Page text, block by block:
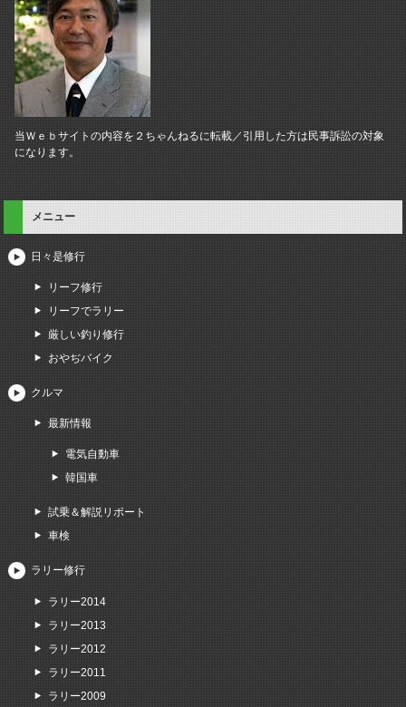
当Ｗｅｂサイトの内容を２ちゃんねるに転載／引用した方は民事訴訟の対象
になります。
メニュー
日々是修行
リーフ修行
リーフでラリー
厳しい釣り修行
おやぢバイク
クルマ
最新情報
電気自動車
韓国車
試乗＆解説リポート
車検
ラリー修行
ラリー2014
ラリー2013
ラリー2012
ラリー2011
ラリー2009